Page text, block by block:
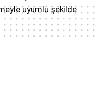
uyumlu şekilde